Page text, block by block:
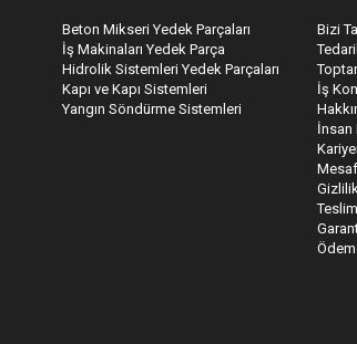
Beton Mikseri Yedek Parçaları
İş Makinaları Yedek Parça
Hidrolik Sistemleri Yedek Parçaları
Kapı ve Kapı Sistemleri
Yangın Söndürme Sistemleri
Bizi
İş
İnsan